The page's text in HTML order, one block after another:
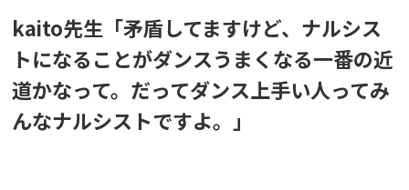
kaito先生「矛盾してますけど、ナルシス
トになることがダンスうまくなる一番の近
道かなって。だってダンス上手い人ってみ
んなナルシストですよ。」